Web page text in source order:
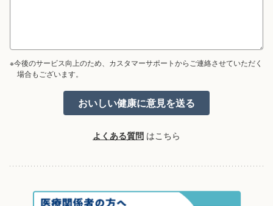
※今後のサービス向上のため、カスタマーサポートからご連絡させていただく
場合もございます。
よくある質問 はこちら